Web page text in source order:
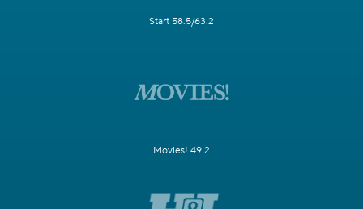
Start 58.5/63.2
Movies! 49.2